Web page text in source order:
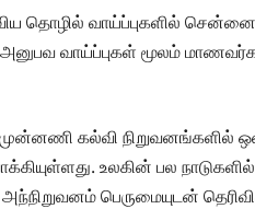
தொழில் வாய்ப்புகளில்
வாய்ப்புகள் மூலம்
கல்வி
உலகின் பல
பெருமையுடன்